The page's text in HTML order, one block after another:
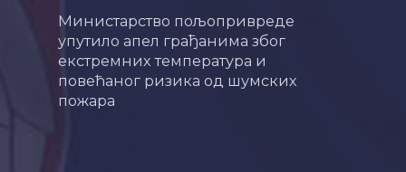
Министарство пољопривреде
упутило апел грађанима због
екстремних температура и
повећаног ризика од шумских
пожара